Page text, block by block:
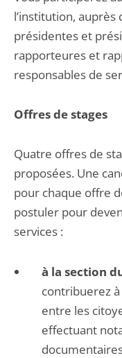
l’institution, auprès
présidentes et
rapporteures et
responsables de
Offres de stages
Quatre offres de
proposées. Une
pour chaque offre
postuler pour
services :
à la section
contribuerez à
entre les
effectuant